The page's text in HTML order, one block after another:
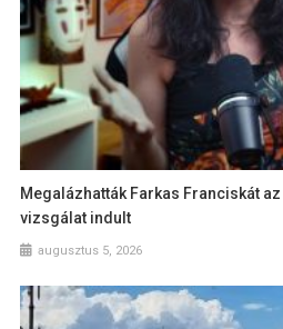
Megalázhatták Farkas Franciskát
vizsgálat indult
augusztus 5, 2026